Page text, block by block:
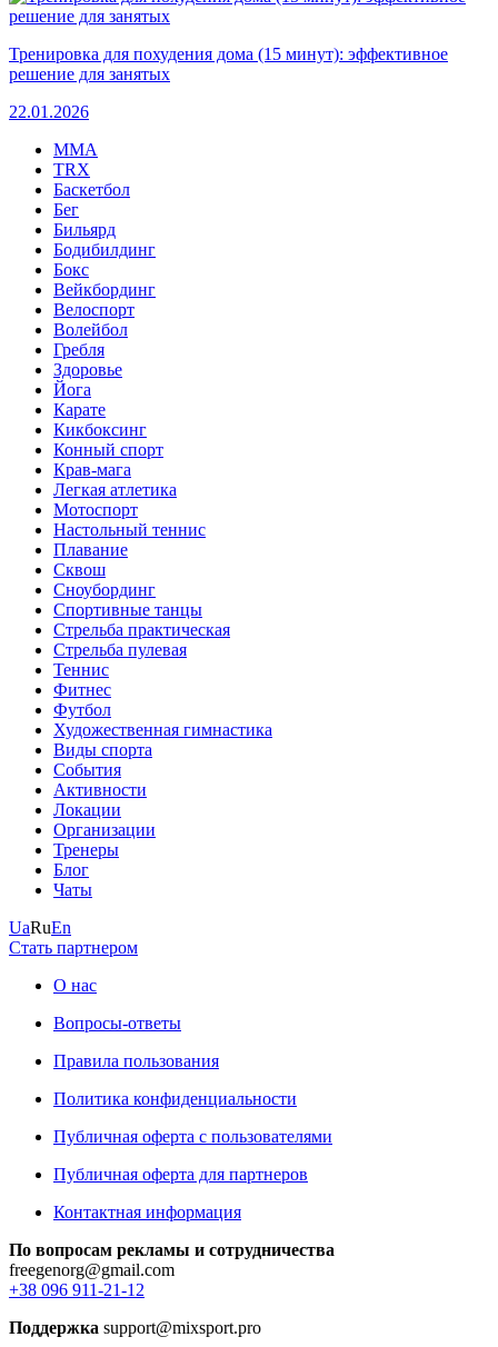
Тренировка для похудения дома (15 минут): эффективное
решение для занятых
22.01.2026
MMA
TRX
Баскетбол
Бег
Бильярд
Бодибилдинг
Бокс
Вейкбординг
Велоспорт
Волейбол
Гребля
Здоровье
Йога
Карате
Кикбоксинг
Конный спорт
Крав-мага
Легкая атлетика
Мотоспорт
Настольный теннис
Плавание
Сквош
Сноубординг
Спортивные танцы
Стрельба практическая
Стрельба пулевая
Теннис
Фитнес
Футбол
Художественная гимнастика
Виды спорта
События
Активности
Локации
Организации
Тренеры
Блог
Чаты
UaRuEn
Стать партнером
О нас
Вопросы-ответы
Правила пользования
Политика конфиденциальности
Публичная оферта с пользователями
Публичная оферта для партнеров
Контактная информация
По вопросам рекламы и сотрудничества
freegenorg@gmail.com
+38 096 911-21-12
Поддержка support@mixsport.pro